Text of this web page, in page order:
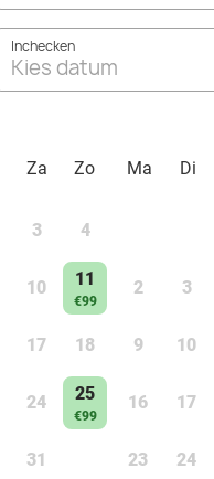
Inchecken
Kies datum
Za Zo
3 4
10 11
€99
17 18
24 25
€99
31
Ma
Di
2 3
9 10
16 17
23 24